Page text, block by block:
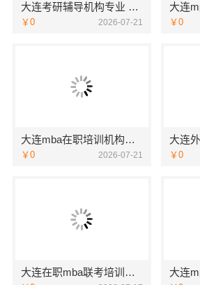
大连考研辅导机构专业 社科赛斯考研专注考研20年
￥0 2026-07-21 ￥0
大连mba在职培训机构怎么选-社科赛斯
￥0 2026-07-21 ￥0
大连在职mba联考培训班 社科赛斯MBA考研全程规划